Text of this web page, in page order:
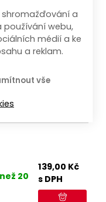
100
119,00
20
139,00 Kč
s DPH
a
používání webu,
médií a ke
a reklam.
vše